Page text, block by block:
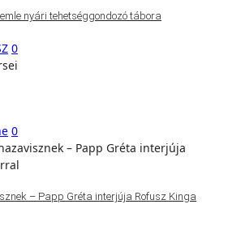
nyári tehetséggondozó tábora
0
0
– Papp Gréta interjúja Rofusz Kinga